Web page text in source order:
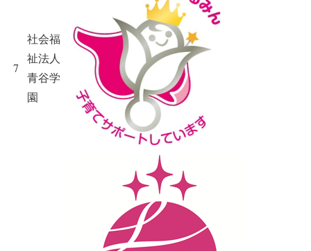
7
社会福
祉法人
青谷学
園